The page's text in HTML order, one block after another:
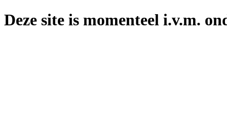
Deze site is momenteel i.v.m.